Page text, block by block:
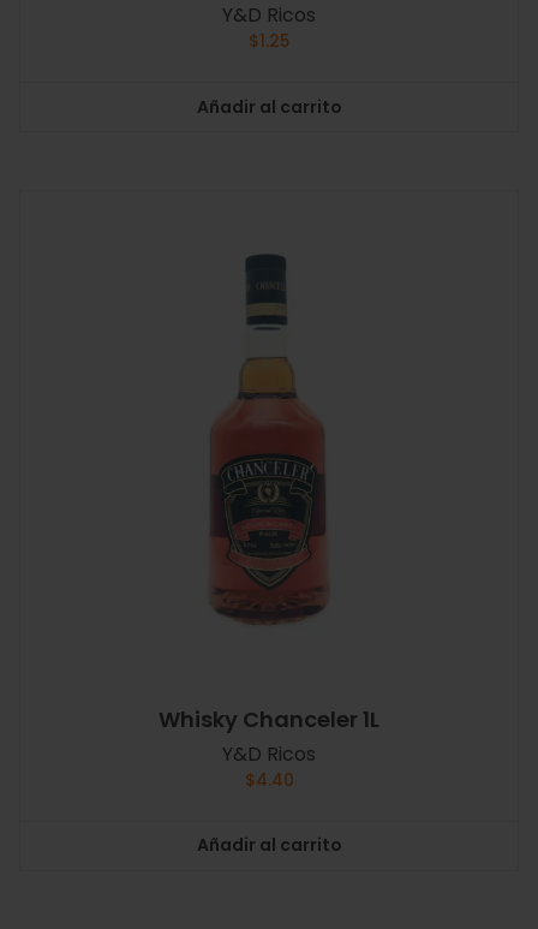
Y&D Ricos
$1.25
Añadir al carrito
Whisky Chanceler 1L
Y&D Ricos
$4.40
Añadir al carrito